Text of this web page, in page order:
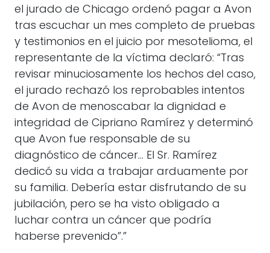
el jurado de Chicago ordenó pagar a Avon
tras escuchar un mes completo de pruebas
y testimonios en el juicio por mesotelioma, el
representante de la víctima declaró: “Tras
revisar minuciosamente los hechos del caso,
el jurado rechazó los reprobables intentos
de Avon de menoscabar la dignidad e
integridad de Cipriano Ramírez y determinó
que Avon fue responsable de su
diagnóstico de cáncer… El Sr. Ramírez
dedicó su vida a trabajar arduamente por
su familia. Debería estar disfrutando de su
jubilación, pero se ha visto obligado a
luchar contra un cáncer que podría
haberse prevenido”.”